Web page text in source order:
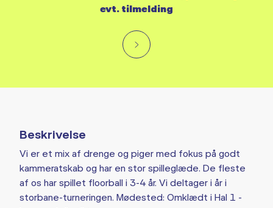
Beskrivelse
Vi er et mix af drenge og piger med fokus på godt
kammeratskab og har en stor spilleglæde. De fleste
af os har spillet floorball i 3-4 år. Vi deltager i år i
storbane-turneringen. Mødested: Omklædt i Hal 1 -
evt. tilmelding